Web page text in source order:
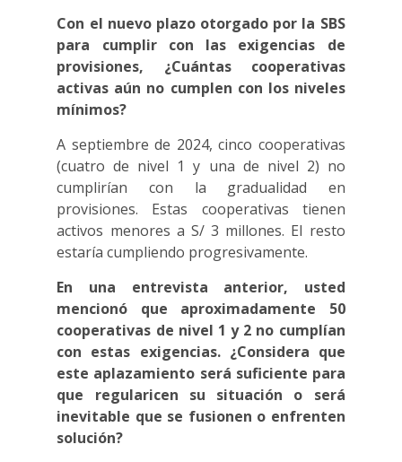
Con el nuevo plazo otorgado por la SBS
para cumplir con las exigencias de
provisiones, ¿Cuántas cooperativas
activas aún no cumplen con los niveles
mínimos?
A septiembre de 2024, cinco cooperativas
(cuatro de nivel 1 y una de nivel 2) no
cumplirían con la gradualidad en
provisiones. Estas cooperativas tienen
activos menores a S/ 3 millones. El resto
estaría cumpliendo progresivamente.
En una entrevista anterior, usted
mencionó que aproximadamente 50
cooperativas de nivel 1 y 2 no cumplían
con estas exigencias. ¿Considera que
este aplazamiento será suficiente para
que regularicen su situación o será
inevitable que se fusionen o enfrenten
solución?